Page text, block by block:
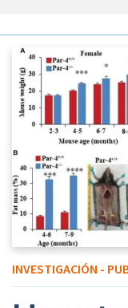
INVESTIGACIÓN -